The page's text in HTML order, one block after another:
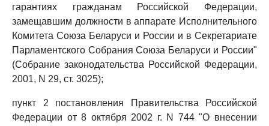
гарантиях гражданам Российской Федерации,
замещавшим должности в аппарате Исполнительного
Комитета Союза Беларуси и России и в Секретариате
Парламентского Собрания Союза Беларуси и России"
(Собрание законодательства Российской Федерации,
2001, N 29, ст. 3025);
пункт 2 постановления Правительства Российской
Федерации от 8 октября 2002 г. N 744 "О внесении